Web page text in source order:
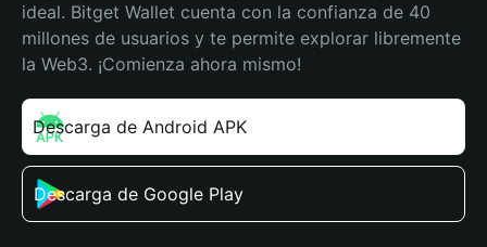
ideal. Bitget Wallet cuenta con la confianza de 40
millones de usuarios y te permite explorar libremente
la Web3. ¡Comienza ahora mismo!
Descarga de Android APK
Descarga de Google Play